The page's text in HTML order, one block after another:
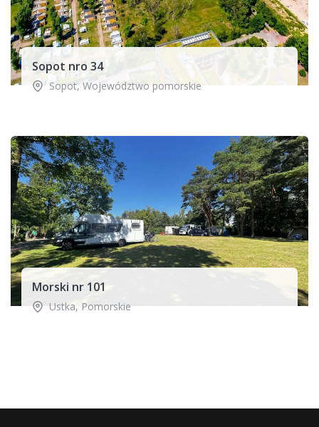
Sopot nro 34
Sopot, Województwo pomorskie
Morski nr 101
Ustka, Pomorskie